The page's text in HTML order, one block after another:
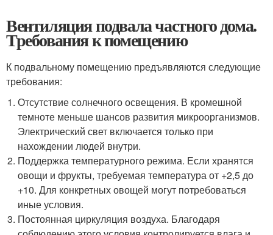
Вентиляция подвала частного дома.
Требования к помещению
К подвальному помещению предъявляются следующие
требования:
Отсутствие солнечного освещения. В кромешной
темноте меньше шансов развития микроорганизмов.
Электрический свет включается только при
нахождении людей внутри.
Поддержка температурного режима. Если хранятся
овощи и фрукты, требуемая температура от +2,5 до
+10. Для конкретных овощей могут потребоваться
иные условия.
Постоянная циркуляция воздуха. Благодаря